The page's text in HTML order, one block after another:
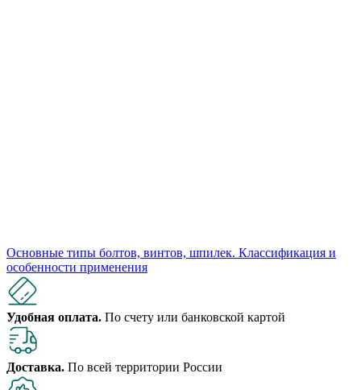
Основные типы болтов, винтов, шпилек. Классификация и
особенности применения
Удобная оплата. По счету или банковской картой
Доставка. По всей территории России